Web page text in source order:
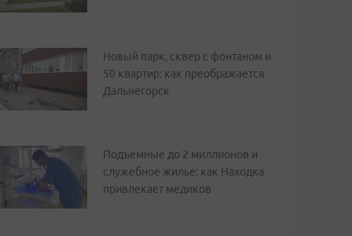
Новый парк, сквер с фонтаном и
50 квартир: как преображается
Дальнегорск
Подъемные до 2 миллионов и
служебное жилье: как Находка
привлекает медиков